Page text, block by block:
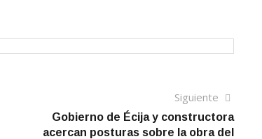
Siguiente
artículo
Gobierno de Écija y constructora
acercan posturas sobre la obra del